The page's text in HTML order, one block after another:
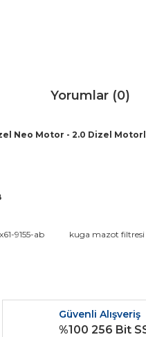
Yorumlar (0)
Neo Motor - 2.0 Dizel
ve diğer konularda
9155-ab kuga mazot filtresi
Güvenli Alışveriş
%100 256 Bit